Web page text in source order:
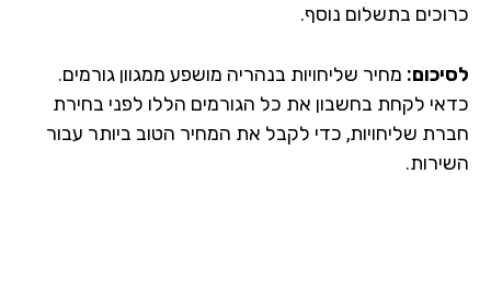
בתשלום נוסף.
מחיר שליחויות בנהריה מושפע ממגוון גורמים.
לקחת בחשבון את כל הגורמים הללו לפני בחירת
שליחויות, כדי לקבל את המחיר הטוב ביותר עבור